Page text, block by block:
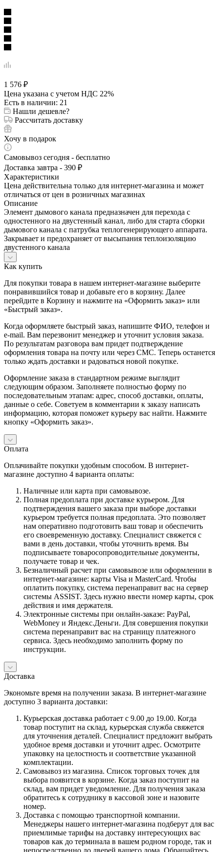
1 576 ₽
Цена указана с учетом НДС 22%
Есть в наличии: 21
Нашли дешевле?
Рассчитать доставку
Хочу в подарок
Самовывоз сегодня - бесплатно
Доставка завтра - 390 ₽
Характеристики
Цена действительна только для интернет-магазина и может
отличаться от цен в розничных магазинах
Описание
Элемент дымового канала предназначен для перехода с
одностенного на двустенный канал, либо для старта сборки
дымового канала с патрубка теплогенерирующего аппарата.
Закрывает и предохраняет от высыпания теплоизоляцию
двустенного канала
Как купить
Для покупки товара в нашем интернет-магазине выберите
понравившийся товар и добавьте его в корзину. Далее
перейдите в Корзину и нажмите на «Оформить заказ» или
«Быстрый заказ».
Когда оформляете быстрый заказ, напишите ФИО, телефон и
e-mail. Вам перезвонит менеджер и уточнит условия заказа.
По результатам разговора вам придет подтверждение
оформления товара на почту или через СМС. Теперь останется
только ждать доставки и радоваться новой покупке.
Оформление заказа в стандартном режиме выглядит
следующим образом. Заполняете полностью форму по
последовательным этапам: адрес, способ доставки, оплаты,
данные о себе. Советуем в комментарии к заказу написать
информацию, которая поможет курьеру вас найти. Нажмите
кнопку «Оформить заказ».
Оплата
Оплачивайте покупки удобным способом. В интернет-
магазине доступно 4 варианта оплаты:
Наличные или карта при самовывозе.
Полная предоплата при доставке курьером. Для
подтверждения вашего заказа при выборе доставки
курьером требуется полная предоплата. Это позволяет
нам оперативно подготовить ваш товар и обеспечить
его своевременную доставку. Специалист свяжется с
вами в день доставки, чтобы уточнить время. Вы
подписываете товаросопроводительные документы,
получаете товар и чек.
Безналичный расчет при самовывозе или оформлении в
интернет-магазине: карты Visa и MasterCard. Чтобы
оплатить покупку, система перенаправит вас на сервер
системы ASSIST. Здесь нужно ввести номер карты, срок
действия и имя держателя.
Электронные системы при онлайн-заказе: PayPal,
WebMoney и Яндекс.Деньги. Для совершения покупки
система перенаправит вас на страницу платежного
сервиса. Здесь необходимо заполнить форму по
инструкции.
Доставка
Экономьте время на получении заказа. В интернет-магазине
доступно 3 варианта доставки:
Курьерская доставка работает с 9.00 до 19.00. Когда
товар поступит на склад, курьерская служба свяжется
для уточнения деталей. Специалист предложит выбрать
удобное время доставки и уточнит адрес. Осмотрите
упаковку на целостность и соответствие указанной
комплектации.
Самовывоз из магазина. Список торговых точек для
выбора появится в корзине. Когда заказ поступит на
склад, вам придет уведомление. Для получения заказа
обратитесь к сотруднику в кассовой зоне и назовите
номер.
Доставка с помощью транспортной компании.
Менеджеры нашего интернет-магазина подберут для вас
приемлимые тарифы на доставку интересующих вас
товаров как до терминала в вашем родном городе, так и
непосредственно до дверей вашего дома. Обращайтесь